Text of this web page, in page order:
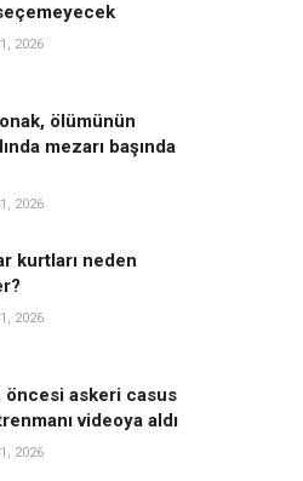
2026
ölümünün
mezarı başında
2026
kurtları neden
2026
öncesi askeri casus
videoya aldı
2026